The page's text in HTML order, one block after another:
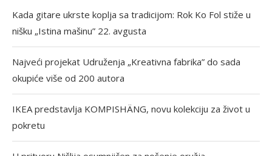
Kada gitare ukrste koplja sa tradicijom: Rok Ko Fol stiže u
nišku „Istina mašinu” 22. avgusta
Najveći projekat Udruženja „Kreativna fabrika” do sada
okupiće više od 200 autora
IKEA predstavlja KOMPISHÄNG, novu kolekciju za život u
pokretu